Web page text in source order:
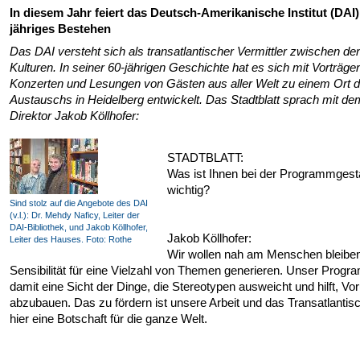
In diesem Jahr feiert das Deutsch-Amerikanische Institut
jähriges Bestehen
Das DAI versteht sich als transatlantischer Vermittler zwischen
Kulturen. In seiner 60-jährigen Geschichte hat es sich mit
Konzerten und Lesungen von Gästen aus aller Welt zu einem Ort
Austauschs in Heidelberg entwickelt. Das Stadtblatt sprach mit
Direktor Jakob Köllhofer:
Sind stolz auf die Angebote des DAI
(v.l.): Dr. Mehdy Naficy, Leiter der
DAI-Bibliothek, und Jakob Köllhofer,
Leiter des Hauses. Foto: Rothe
STADTBLATT:
Was ist Ihnen bei der
wichtig?
Jakob Köllhofer:
Wir wollen nah am Menschen
Sensibilität für eine Vielzahl von Themen generieren. Unser
damit eine Sicht der Dinge, die Stereotypen ausweicht und hilft,
abzubauen. Das zu fördern ist unsere Arbeit und das
hier eine Botschaft für die ganze Welt.